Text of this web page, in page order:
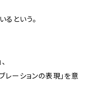
という。
レーションの表現」を意